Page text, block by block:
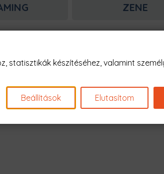
ZENE
Nincs találat erre:
statisztikák készítéséhez, valamint
Beállítások Elutasítom